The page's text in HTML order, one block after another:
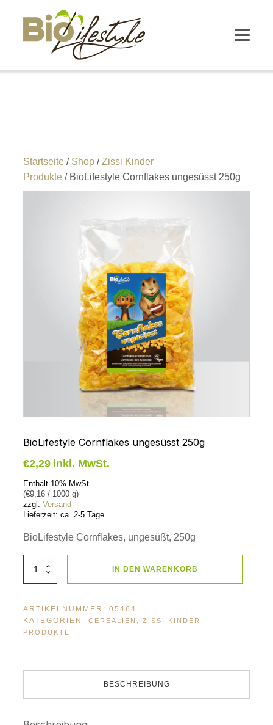
Startseite / Shop /Zissi Kinder
Produkte / BioLifestyle Cornflakes ungesüsst 250g
BioLifestyle Cornflakes ungesüsst 250g
€2,29 inkl. MwSt.
Enthält 10% MwSt.
(€9,16 / 1000 g)
zzgl.Versand
Lieferzeit: ca. 2-5 Tage
BioLifestyle Cornflakes, ungesüßt, 250g
BioLifestyle
Cornflakes
IN DEN WARENKORB
ARTIKELNUMMER:05464
KATEGORIEN:CEREALIEN ,ZISSI KINDER
PRODUKTE
BESCHREIBUNG